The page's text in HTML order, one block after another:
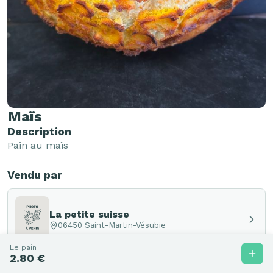
Maïs
Description
Pain au maïs
Vendu par
La petite suisse
06450 Saint-Martin-Vésubie
Le pain
2.80 €